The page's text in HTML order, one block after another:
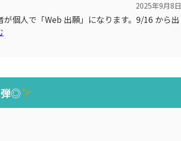
2025年9月8日
個人で「Web 出願」になります。9/16 から出
弾◎